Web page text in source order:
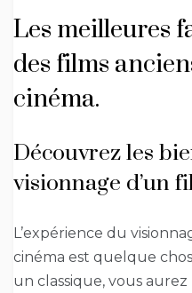
Les meilleures
des films
cinéma.
Découvrez les
visionnage d’un
L’expérience du
cinéma est quelque
un classique, vous